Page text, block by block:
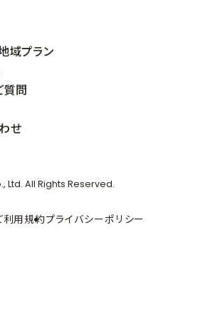
域プラン
質問
せ
Ltd. All Rights Reserved.
利用規約プライバシーポリシー